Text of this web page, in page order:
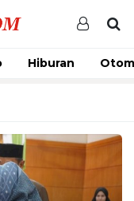
Hiburan